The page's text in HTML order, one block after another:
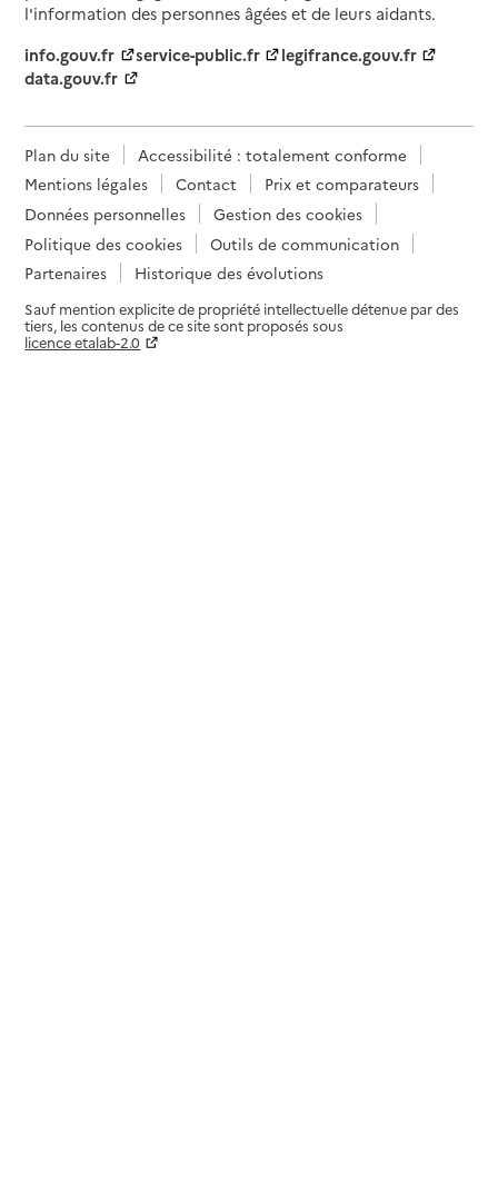
l'information des personnes âgées et de leurs aidants.
info.gouv.fr
service-public.fr
legifrance.gouv.fr
data.gouv.fr
Plan du site
Accessibilité : totalement conforme
Mentions légales
Contact
Prix et comparateurs
Données personnelles
Gestion des cookies
Politique des cookies
Outils de communication
Partenaires
Historique des évolutions
Sauf mention explicite de propriété intellectuelle détenue par des
tiers, les contenus de ce site sont proposés sous
licence etalab-2.0